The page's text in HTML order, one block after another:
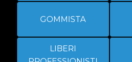
GOMMISTA
LIBERI